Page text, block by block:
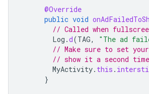
@Override
public void
// Called when
Log .d(TAG, "The ad
// Make sure to set
// show it a second
MyActivity. this .
}